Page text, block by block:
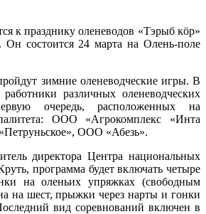
к празднику оленеводов «Тэрыб кӧр»
Он состоится 24 марта на Олень-поле
зимние оленеводческие игры. В
различных оленеводческих
очередь, расположенных на
ООО «Агрокомплекс «Инта
ООО «Абезь».
директора Центра национальных
программа будет включать четыре
на оленьих упряжках (свободным
на шест, прыжки через нарты и гонки
вид соревнований включен в